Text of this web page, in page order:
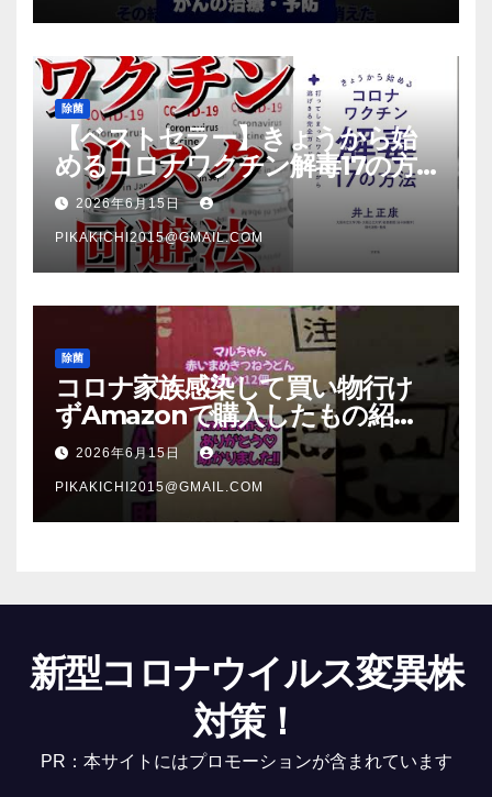
除菌
【ベストセラー】きょうから始
めるコロナワクチン解毒17の方
法【本要約】
2026年6月15日
PIKAKICHI2015@GMAIL.COM
除菌
コロナ家族感染して買い物行け
ずAmazonで購入したもの紹
介 #Shorts
2026年6月15日
PIKAKICHI2015@GMAIL.COM
新型コロナウイルス変異株
対策！
PR：本サイトにはプロモーションが含まれています